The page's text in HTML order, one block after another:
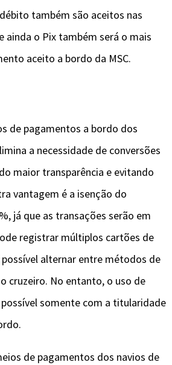
também são aceitos nas
ainda o Pix também será o mais
aceito a bordo da MSC.
de pagamentos a bordo dos
a necessidade de conversões
maior transparência e evitando
vantagem é a isenção do
já que as transações serão em
registrar múltiplos cartões de
alternar entre métodos de
cruzeiro. No entanto, o uso de
somente com a titularidade
de pagamentos dos navios de